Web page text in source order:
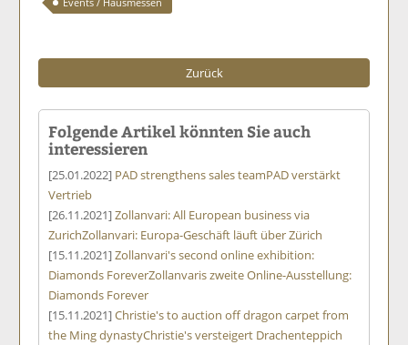
Zurück
Folgende Artikel könnten Sie auch
interessieren
[25.01.2022] PAD strengthens sales teamPAD verstärkt
Vertrieb
[26.11.2021]Zollanvari: All European business via
ZurichZollanvari: Europa-Geschäft läuft über Zürich
[15.11.2021]Zollanvari's second online exhibition:
Diamonds ForeverZollanvaris zweite Online-Ausstellung:
Diamonds Forever
[15.11.2021]Christie's to auction off dragon carpet from
the Ming dynastyChristie's versteigert Drachenteppich